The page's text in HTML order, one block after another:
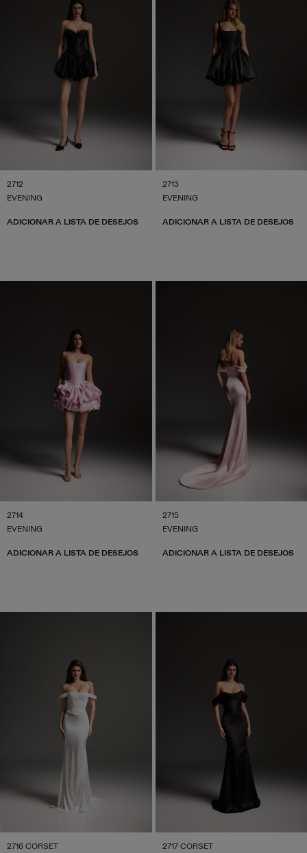
2712
EVENING
ADICIONAR A LISTA DE DESEJOS
2713
EVENING
ADICIONAR A LISTA DE DESEJOS
2714
EVENING
ADICIONAR A LISTA DE DESEJOS
2715
EVENING
ADICIONAR A LISTA DE DESEJOS
2716 CORSET
2717 CORSET